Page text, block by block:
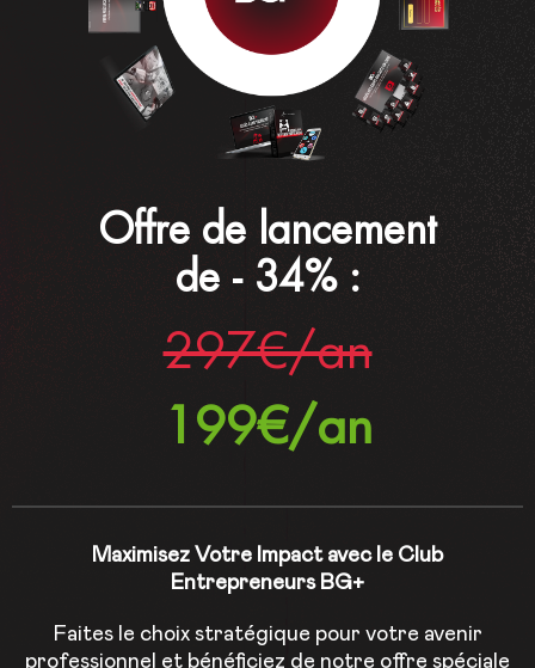
Offre de lancement
de - 34% :
297€/an
199€/an
Maximisez Votre Impact avec le Club
Entrepreneurs BG+
Faites le choix stratégique pour votre avenir
professionnel et bénéficiez de notre offre spéciale